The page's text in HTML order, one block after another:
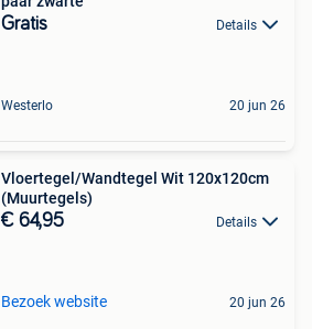
Gratis Details
Westerlo 20 jun 26
Vloertegel/Wandtegel Wit 120x120cm
(Muurtegels)
€ 64,95 Details
Bezoek website 20 jun 26